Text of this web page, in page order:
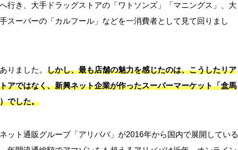
行き、大手ドラッグストアの「ワトソンズ」「マニングス」、大
スーパーの「カルフール」などを一消費者として見て回りまし
りました。 しかし、最も店舗の魅力を感じたのは、こうしたリア
アではなく、新興ネット企業が作ったスーパーマーケット「盒馬
でした。
ット通販グループ「アリババ」が2016年から国内で展開している